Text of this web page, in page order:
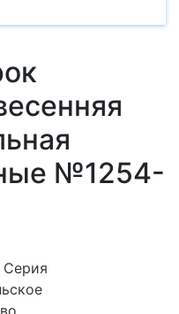
№1254-